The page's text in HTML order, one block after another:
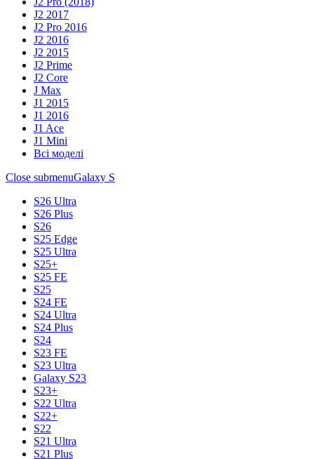
J2 2017
J2 Pro 2016
J2 2016
J2 2015
J2 Prime
J2 Core
J Max
J1 2015
J1 2016
J1 Ace
J1 Mini
Всі моделі
Close submenuGalaxy S
S26 Ultra
S26 Plus
S26
S25 Edge
S25 Ultra
S25+
S25 FE
S25
S24 FE
S24 Ultra
S24 Plus
S24
S23 FE
S23 Ultra
Galaxy S23
S23+
S22 Ultra
S22+
S22
S21 Ultra
S21 Plus